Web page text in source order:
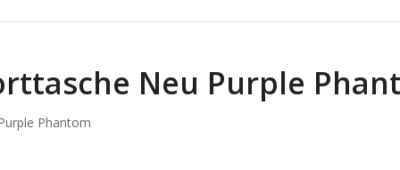
Neu Purple
Phantom